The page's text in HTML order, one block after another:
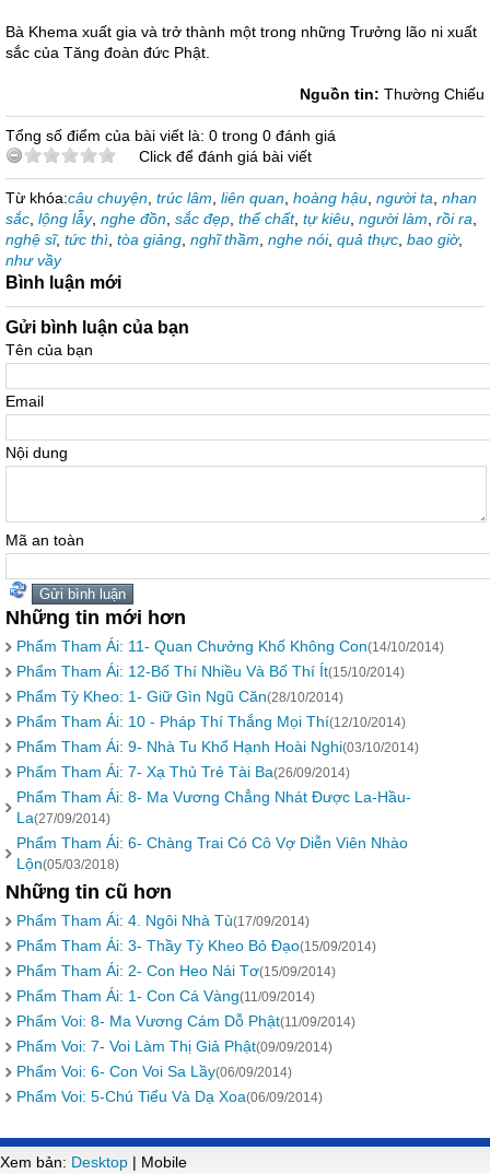
Bà Khema xuất gia và trở thành một trong những Trưởng lão ni xuất
sắc của Tăng đoàn đức Phật.
Nguồn tin: Thường Chiếu
Tổng số điểm của bài viết là: 0 trong 0 đánh giá
Click để đánh giá bài viết
Từ khóa:câu chuyện trúc lâm liên quan hoàng hậu người ta nhan
sắc lộng lẫy, nghe đồn sắc đẹp thể chất, tự kiêu người làm rồi ra
nghệ sĩ, tức thì tòa giảng nghĩ thầm nghe nói, quả thực bao giờ,
như vầy
Bình luận mới
Gửi bình luận của bạn
Tên của bạn
Email
Nội dung
Mã an toàn
Những tin mới hơn
Phẩm Tham Ái: 11- Quan Chưởng Khố Không Con(14/10/2014)
Phẩm Tham Ái: 12-Bố Thí Nhiều Và Bố Thí Ít(15/10/2014)
Phẩm Tỳ Kheo: 1- Giữ Gìn Ngũ Căn(28/10/2014)
Phẩm Tham Ái: 10 - Pháp Thí Thắng Mọi Thí(12/10/2014)
Phẩm Tham Ái: 9- Nhà Tu Khổ Hạnh Hoài Nghi(03/10/2014)
Phẩm Tham Ái: 7- Xạ Thủ Trẻ Tài Ba(26/09/2014)
Phẩm Tham Ái: 8- Ma Vương Chẳng Nhát Ðược La-Hầu-
La(27/09/2014)
Phẩm Tham Ái: 6- Chàng Trai Có Cô Vợ Diễn Viên Nhào
Lộn(05/03/2018)
Những tin cũ hơn
Phẩm Tham Ái: 4. Ngôi Nhà Tù(17/09/2014)
Phẩm Tham Ái: 3- Thầy Tỳ Kheo Bỏ Ðạo(15/09/2014)
Phẩm Tham Ái: 2- Con Heo Nái Tơ(15/09/2014)
Phẩm Tham Ái: 1- Con Cá Vàng(11/09/2014)
Phẩm Voi: 8- Ma Vương Cám Dỗ Phật(11/09/2014)
Phẩm Voi: 7- Voi Làm Thị Giả Phật(09/09/2014)
Phẩm Voi: 6- Con Voi Sa Lầy(06/09/2014)
Phẩm Voi: 5-Chú Tiểu Và Dạ Xoa(06/09/2014)
Xem bản: Desktop | Mobile